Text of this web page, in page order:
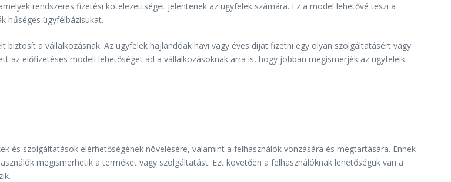
rendszeres fizetési kötelezettséget jelentenek az ügyfelek számára. Ez a model lehetővé teszi a
hűséges ügyfélbázisukat.
a vállalkozásnak. Az ügyfelek hajlandóak havi vagy éves díjat fizetni egy olyan szolgáltatásért vagy
előfizetéses modell lehetőséget ad a vállalkozásoknak arra is, hogy jobban megismerjék az ügyfeleik
és szolgáltatások elérhetőségének növelésére, valamint a felhasználók vonzására és megtartására. Ennek
megismerhetik a terméket vagy szolgáltatást. Ezt követően a felhasználóknak lehetőségük van a